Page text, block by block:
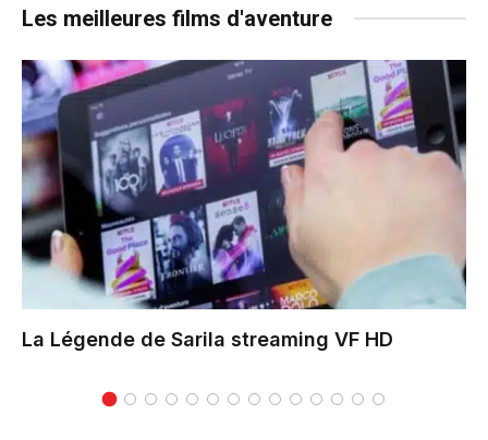
Les meilleures films d'aventure
La Légende de Sarila streaming VF HD